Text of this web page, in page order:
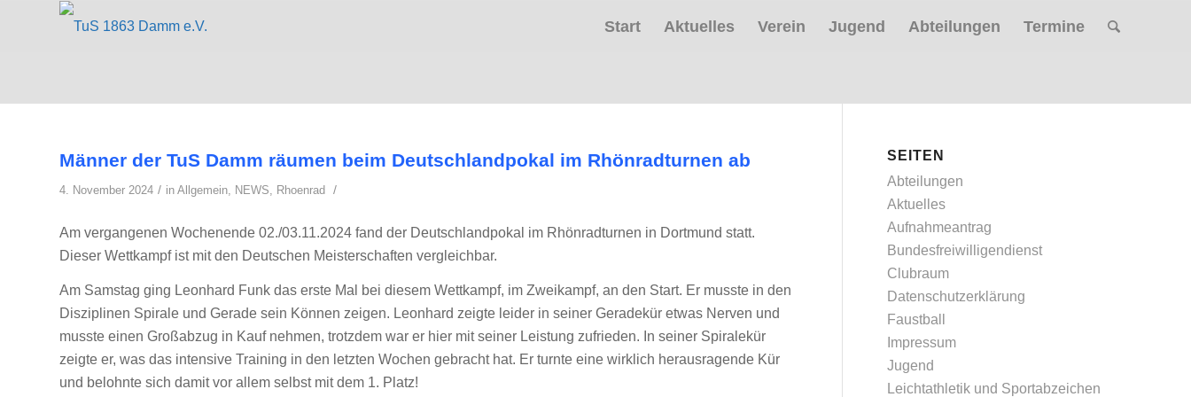
Start Aktuelles Verein Jugend Abteilungen Termine
Männer der TuS Damm räumen beim Deutschlandpokal im Rhönradturnen ab
4. November 2024 / in Allgemein, NEWS, Rhoenrad /
Am vergangenen Wochenende 02./03.11.2024 fand der Deutschlandpokal im Rhönradturnen in Dortmund statt.
Dieser Wettkampf ist mit den Deutschen Meisterschaften vergleichbar.
Am Samstag ging Leonhard Funk das erste Mal bei diesem Wettkampf, im Zweikampf, an den Start. Er musste in den
Disziplinen Spirale und Gerade sein Können zeigen. Leonhard zeigte leider in seiner Geradekür etwas Nerven und
musste einen Großabzug in Kauf nehmen, trotzdem war er hier mit seiner Leistung zufrieden. In seiner Spiralekür
zeigte er, was das intensive Training in den letzten Wochen gebracht hat. Er turnte eine wirklich herausragende Kür
und belohnte sich damit vor allem selbst mit dem 1. Platz!
SEITEN
Abteilungen
Aktuelles
Aufnahmeantrag
Bundesfreiwilligendienst
Clubraum
Datenschutzerklärung
Faustball
Impressum
Jugend
Leichtathletik und Sportabzeichen